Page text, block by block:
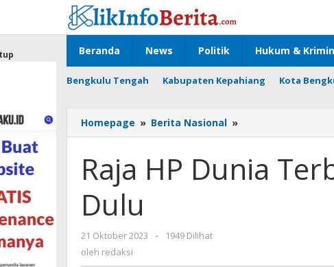
konten
Beranda News Politik Hukum &
Bengkulu Tengah Kabupaten Kepahiang Kota
Homepage » Berita Nasional »
HP
Terbaru
2023
Raja HP Dunia
Dulu
21 Oktober 2023
oleh
-
1949 Dilihat
oleh redaksi